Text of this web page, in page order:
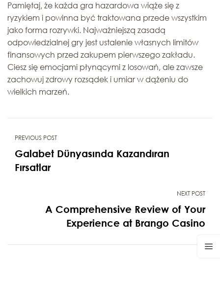
Pamiętaj, że każda gra hazardowa wiąże się z
ryzykiem i powinna być traktowana przede wszystkim
jako forma rozrywki. Najważniejszą zasadą
odpowiedzialnej gry jest ustalenie własnych limitów
finansowych przed zakupem pierwszego zakładu.
Ciesz się emocjami płynącymi z losowań, ale zawsze
zachowuj zdrowy rozsądek i umiar w dążeniu do
wielkich marzeń.
PREVIOUS POST
Galabet Dünyasında Kazandıran
Fırsatlar
NEXT POST
A Comprehensive Review of Your
Experience at Brango Casino